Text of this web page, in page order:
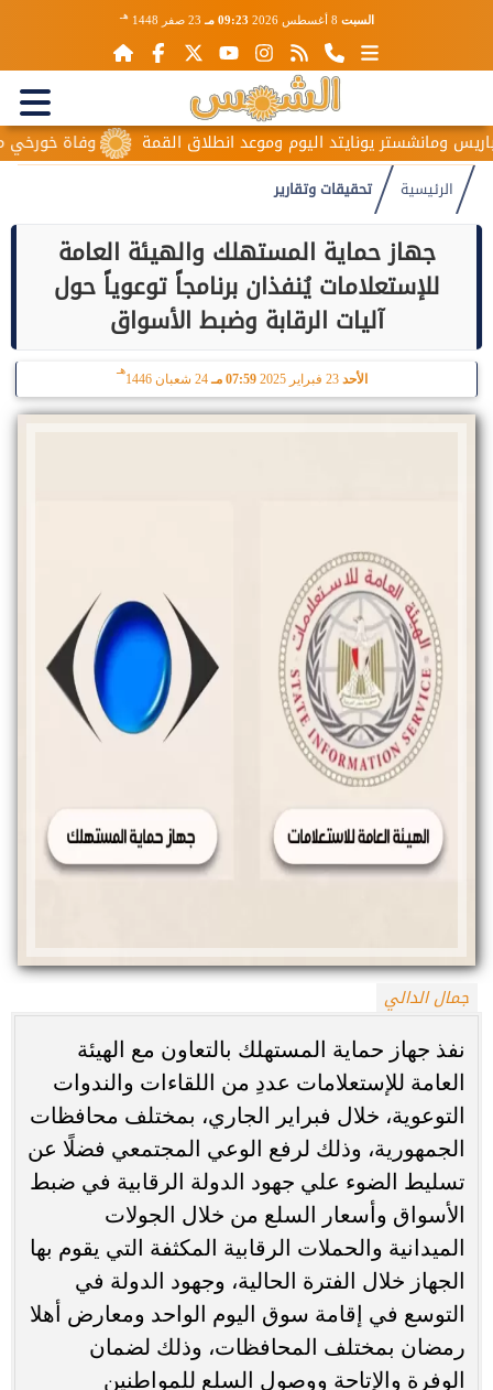
السبت 09:23 مـ 23 صفر 1448 هـ
وفاة خورخي ميسي ومانشستر يونايتد اليوم وموعد انطلاق القمة
الرئيسية تحقيقات وتقارير
جهاز حماية المستهلك والهيئة العامة
للإستعلامات يُنفذان برنامجاً توعوياً حول
آليات الرقابة وضبط الأسواق
الأحد 07:59 مـ 24 شعبان 1446
هـ
جمال الدالي
نفذ جهاز حماية المستهلك بالتعاون مع الهيئة
العامة للإستعلامات عددِ من اللقاءات والندوات
التوعوية، خلال فبراير الجاري، بمختلف محافظات
الجمهورية، وذلك لرفع الوعي المجتمعي فضلًا عن
تسليط الضوء علي جهود الدولة الرقابية في ضبط
الأسواق وأسعار السلع من خلال الجولات
الميدانية والحملات الرقابية المكثفة التي يقوم بها
الجهاز خلال الفترة الحالية، وجهود الدولة في
التوسع في إقامة سوق اليوم الواحد ومعارض أهلا
رمضان بمختلف المحافظات، وذلك لضمان
الوفرة والإتاحة ووصول السلع للمواطنين